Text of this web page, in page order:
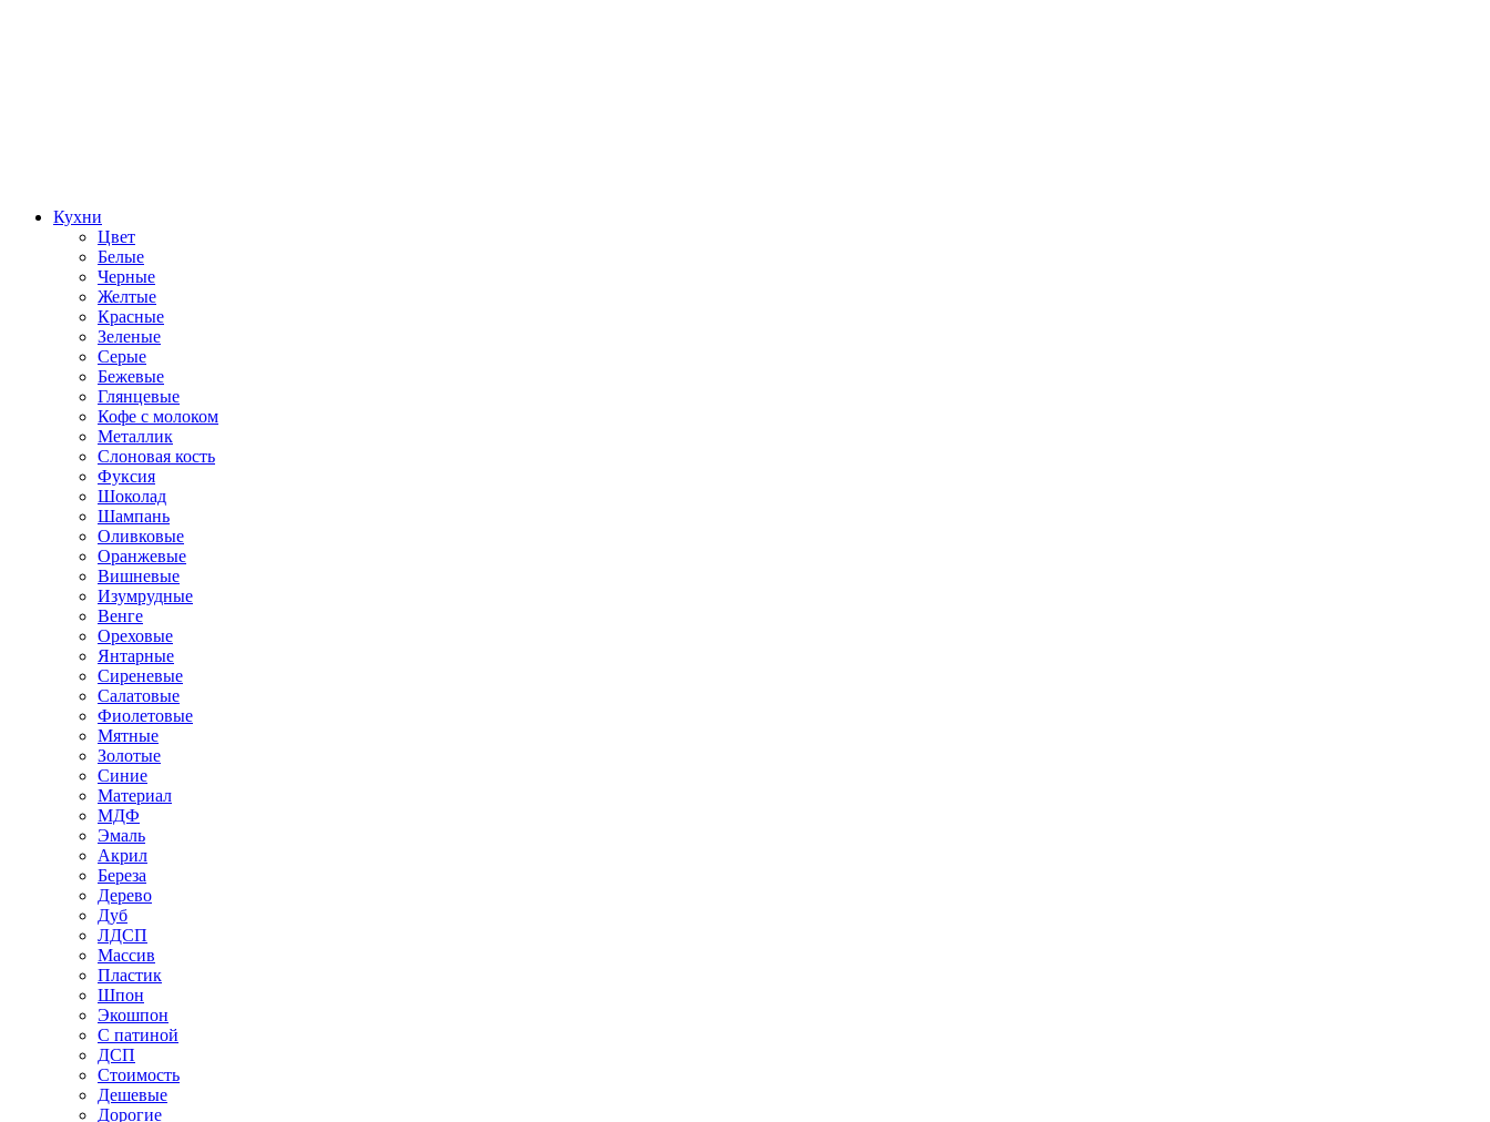
Кухни
Цвет
Белые
Черные
Желтые
Красные
Зеленые
Серые
Бежевые
Глянцевые
Кофе с молоком
Металлик
Слоновая кость
Фуксия
Шоколад
Шампань
Оливковые
Оранжевые
Вишневые
Изумрудные
Венге
Ореховые
Янтарные
Сиреневые
Салатовые
Фиолетовые
Мятные
Золотые
Синие
Материал
МДФ
Эмаль
Акрил
Береза
Дерево
Дуб
ЛДСП
Массив
Пластик
Шпон
Экошпон
С патиной
ДСП
Стоимость
Дешевые
Дорогие